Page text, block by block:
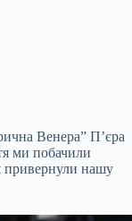
Венера” П’єра
ми побачили
привернули нашу